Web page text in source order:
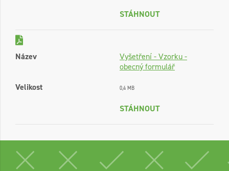
STÁHNOUT
Název
Vyšetření - Vzorku -
obecný formulář
Velikost
0,4 MB
STÁHNOUT